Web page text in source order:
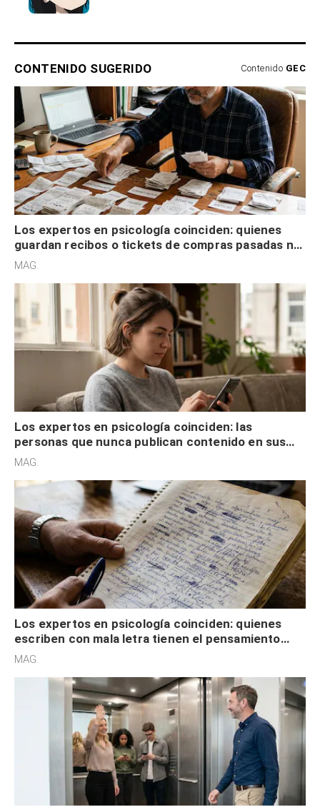
CONTENIDO SUGERIDO Contenido GEC
Los expertos en psicología coinciden: quienes
guardan recibos o tickets de compras pasadas no
son acumuladores, sino que tienen necesidad de
MAG.
Los expertos en psicología coinciden: las
personas que nunca publican contenido en sus
redes sociales no pretenden buscar validación
MAG.
Los expertos en psicología coinciden: quienes
escriben con mala letra tienen el pensamiento
acelerado y no lo hacen por desinterés
MAG.